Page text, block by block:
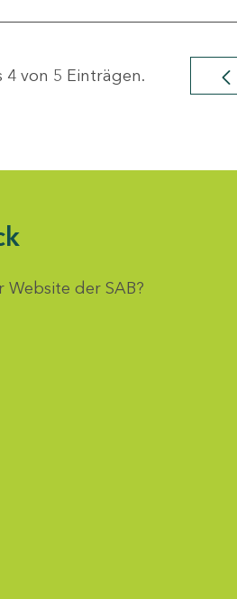
4 von 5 Einträgen.
der SAB?
auswählen